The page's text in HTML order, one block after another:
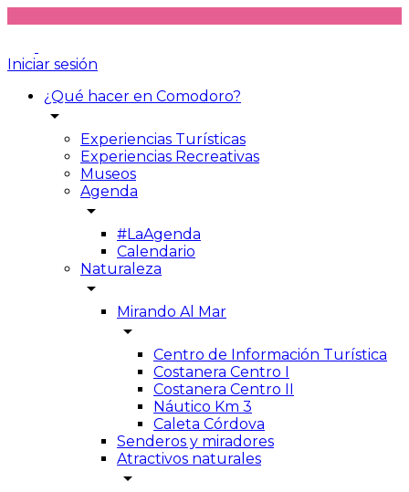
Iniciar sesión
¿Qué hacer en Comodoro?
arrow_drop_down
Experiencias Turísticas
Experiencias Recreativas
Museos
Agenda
arrow_drop_down
#LaAgenda
Calendario
Naturaleza
arrow_drop_down
Mirando Al Mar
arrow_drop_down
Centro de Información Turística
Costanera Centro I
Costanera Centro II
Náutico Km 3
Caleta Córdova
Senderos y miradores
Atractivos naturales
arrow_drop_down